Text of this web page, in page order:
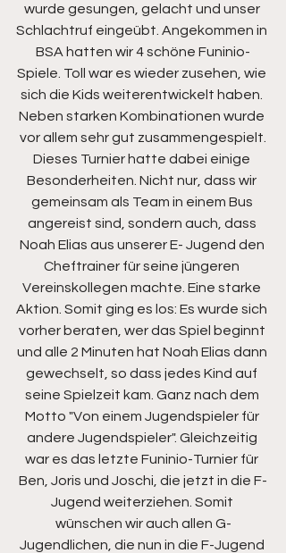
wurde gesungen, gelacht und unser
Schlachtruf eingeübt. Angekommen in
BSA hatten wir 4 schöne Funinio-
Spiele. Toll war es wieder zusehen, wie
sich die Kids weiterentwickelt haben.
Neben starken Kombinationen wurde
vor allem sehr gut zusammengespielt.
Dieses Turnier hatte dabei einige
Besonderheiten. Nicht nur, dass wir
gemeinsam als Team in einem Bus
angereist sind, sondern auch, dass
Noah Elias aus unserer E- Jugend den
Cheftrainer für seine jüngeren
Vereinskollegen machte. Eine starke
Aktion. Somit ging es los: Es wurde sich
vorher beraten, wer das Spiel beginnt
und alle 2 Minuten hat Noah Elias dann
gewechselt, so dass jedes Kind auf
seine Spielzeit kam. Ganz nach dem
Motto "Von einem Jugendspieler für
andere Jugendspieler". Gleichzeitig
war es das letzte Funinio-Turnier für
Ben, Joris und Joschi, die jetzt in die F-
Jugend weiterziehen. Somit
wünschen wir auch allen G-
Jugendlichen, die nun in die F-Jugend